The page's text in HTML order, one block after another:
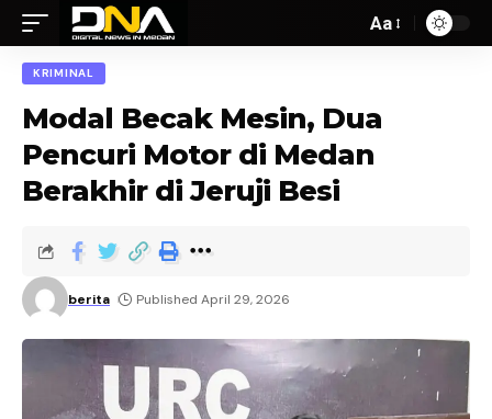
Aa
KRIMINAL
Modal Becak Mesin, Dua
Pencuri Motor di Medan
Berakhir di Jeruji Besi
berita Published April 29, 2026